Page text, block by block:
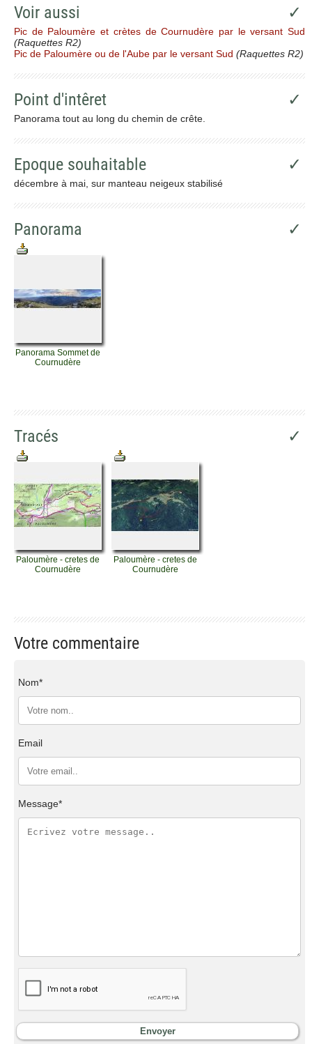
Voir aussi ✓
Pic de Paloumère et crètes de Cournudère par le versant Sud
(Raquettes R2)
Pic de Paloumère ou de l'Aube par le versant Sud (Raquettes R2)
Point d'intêret ✓
Panorama tout au long du chemin de crête.
Epoque souhaitable ✓
décembre à mai, sur manteau neigeux stabilisé
Panorama ✓
Panorama Sommet de
Cournudère
Tracés ✓
Paloumère - cretes de
Cournudère
Paloumère - cretes de
Cournudère
Votre commentaire
Nom*
Email
Message*